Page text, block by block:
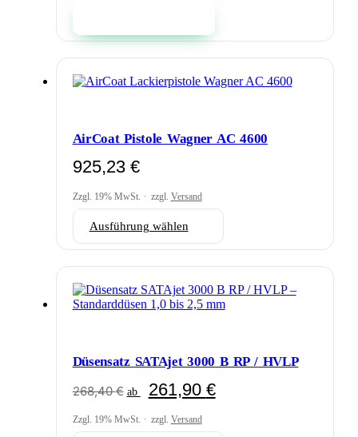
AirCoat Pistole Wagner AC 4600
925,23 €
Zzgl. 19% MwSt. zzgl. Versand
Ausführung wählen
Produkt
weist
mehrere
Varianten
auf.
Die
auf
der
Düsensatz SATAjet 3000 B RP / HVLP
268,40€ ab 261,90 €
Zzgl. 19% MwSt. zzgl. Versand